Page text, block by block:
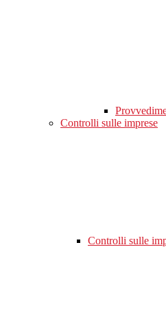
Controlli sulle imprese
Controlli sulle